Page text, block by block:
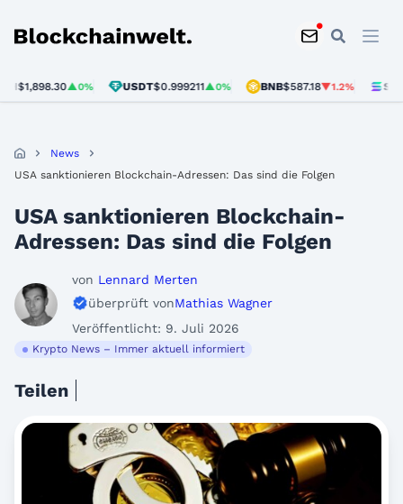
Blockchainwelt
▲0% USDT$0.999211▲0% BNB$587.18▼1.2% SOL
News
USA sanktionieren Blockchain-Adressen: Das sind die Folgen
USA sanktionieren Blockchain-
Adressen: Das sind die Folgen
von Lennard Merten
überprüft vonMathias Wagner
Veröffentlicht: 9. Juli 2026
Krypto News – Immer aktuell informiert
Teilen